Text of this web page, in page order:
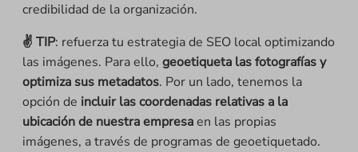
credibilidad de la organización.
✌️ TIP: refuerza tu estrategia de SEO local optimizando
las imágenes. Para ello, geoetiqueta las fotografías y
optimiza sus metadatos. Por un lado, tenemos la
opción de incluir las coordenadas relativas a la
ubicación de nuestra empresaen las propias
imágenes, a través de programas de geoetiquetado.